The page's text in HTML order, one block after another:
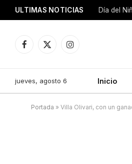
ULTIMAS NOTICIAS Día del
Facebook
X
Instagram
jueves, agosto 6 Inicio
Portada » Villa Olivari, con un